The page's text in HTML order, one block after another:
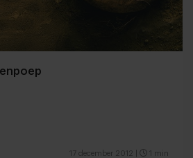
17 december 2012 1 min